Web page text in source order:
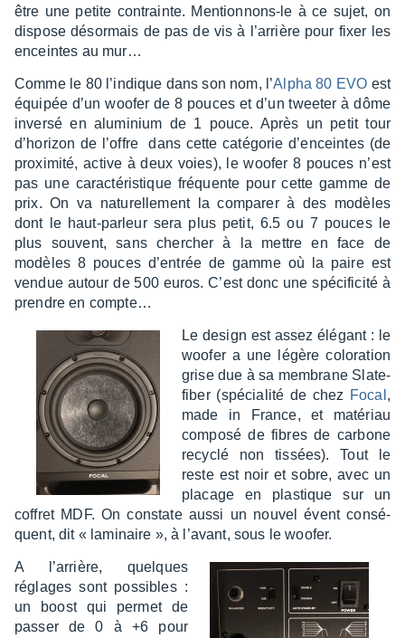
être une petite contrainte. Mention­nons-le à ce sujet, on
dispose désor­mais de pas de vis à l’ar­rière pour fixer les
enceintes au mur…
Comme le 80 l’in­dique dans son nom, l’Alpha 80 EVO est
équi­pée d’un woofer de 8 pouces et d’un twee­ter à dôme
inversé en alumi­nium de 1 pouce. Après un petit tour
d’ho­ri­zon de l’offre dans cette caté­go­rie d’en­ceintes (de
proxi­mité, active à deux voies), le woofer 8 pouces n’est
pas une carac­té­ris­tique fréquente pour cette gamme de
prix. On va natu­rel­le­ment la compa­rer à des modèles
dont le haut-parleur sera plus petit, 6.5 ou 7 pouces le
plus souvent, sans cher­cher à la mettre en face de
modèles 8 pouces d’en­trée de gamme où la paire est
vendue autour de 500 euros. C’est donc une spéci­fi­cité à
prendre en comp­te…
Le design est assez élégant : le
woofer a une légère colo­ra­tion
grise due à sa membrane Slate­
fi­ber (spécia­lité de chez Focal ,
made in France, et maté­riau
composé de fibres de carbone
recy­clé non tissées). Tout le
reste est noir et sobre, avec un
placage en plas­tique sur un
coffret MDF. On constate aussi un nouvel évent consé­
quent, dit « lami­naire », à l’avant, sous le woofer.
A l’ar­rière, quelques
réglages sont possibles :
un boost qui permet de
passer de 0 à +6 pour